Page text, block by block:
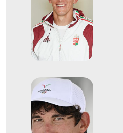
Evezős Egypárevezős (1x)
2025